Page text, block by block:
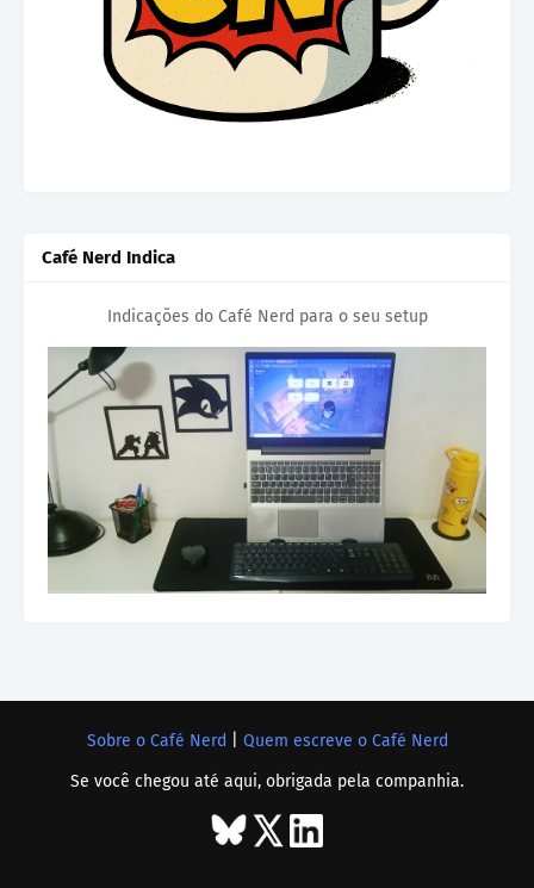
Café Nerd Indica
Indicações do Café Nerd para o seu setup
Sobre o Café Nerd
Quem escreve o Café Nerd
Se você chegou até aqui, obrigada pela companhia.